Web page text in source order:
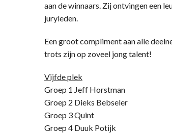
aan de winnaars. Zij ontvingen een
juryleden.
Een groot compliment aan alle
trots zijn op zoveel jong talent!
Vijfde plek
Groep 1 Jeff Horstman
Groep 2 Dieks Bebseler
Groep 3 Quint
Groep 4 Duuk Potijk